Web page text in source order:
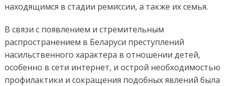
находящимся в стадии ремиссии, а также их семья.
В связи с появлением и стремительным
распространением в Беларуси преступлений
насильственного характера в отношении детей,
особенно в сети интернет, и острой необходимостью
профилактики и сокращения подобных явлений была